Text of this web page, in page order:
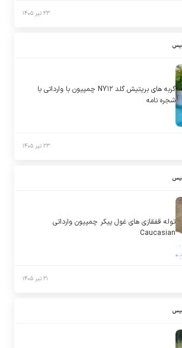
۲۳ تیر ۱۴۰۵
گربه های بریتیش گلد NY۱۲ چمپیون با وارداتی با
شجره نامه
۲۳ تیر ۱۴۰۵
توله قفقازی های غول پیکر چمپیون وارداتی
Caucasian
۲۱ تیر ۱۴۰۵